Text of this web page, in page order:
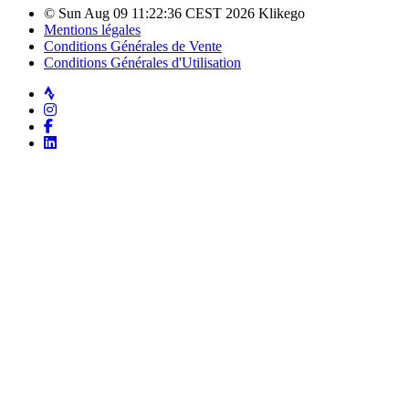
© Sun Aug 09 11:22:36 CEST 2026 Klikego
Mentions légales
Conditions Générales de Vente
Conditions Générales d'Utilisation
Strava
Instagram
Facebook
LinkedIn